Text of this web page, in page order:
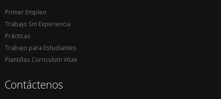
Primer Empleo
Trabajo Sin Experiencia
Prácticas
Trabajo para Estudiantes
Plantillas Curriculum Vitae
Contáctenos